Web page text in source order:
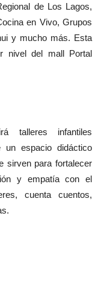
de Los Lagos,
en Vivo, Grupos
y mucho más. Esta
nivel del mall Portal
talleres infantiles
un espacio didáctico
sirven para fortalecer
y empatía con el
cuenta cuentos,